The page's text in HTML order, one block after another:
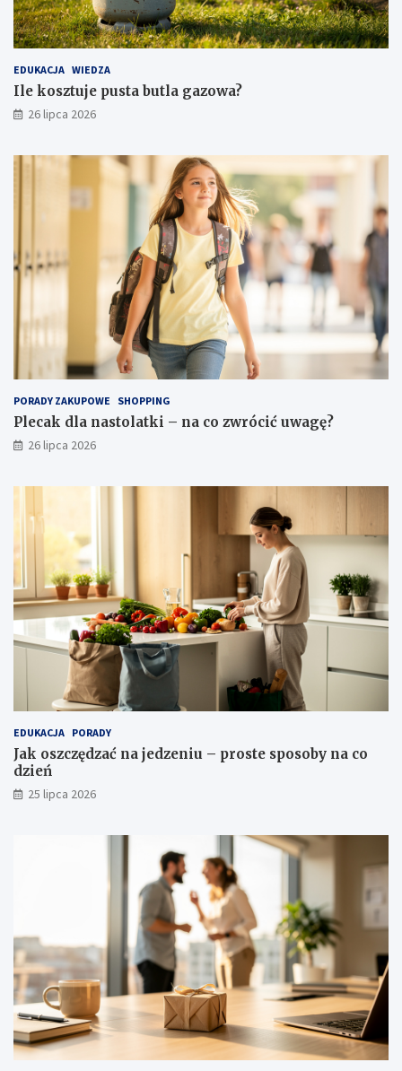
EDUKACJA WIEDZA
Ile kosztuje pusta butla gazowa?
26 lipca 2026
PORADY ZAKUPOWE SHOPPING
Plecak dla nastolatki – na co zwrócić uwagę?
26 lipca 2026
EDUKACJA PORADY
Jak oszczędzać na jedzeniu – proste sposoby na co
dzień
25 lipca 2026